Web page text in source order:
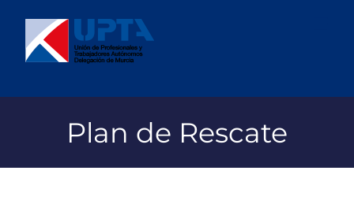
contenido
Plan de Rescate